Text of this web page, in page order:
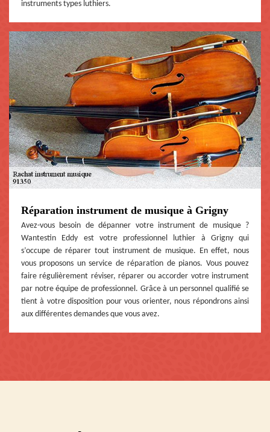
instruments types luthiers.
Réparation instrument de musique à Grigny
Avez-vous besoin de dépanner votre instrument de musique ?
Wantestin Eddy est votre professionnel luthier à Grigny qui
s’occupe de réparer tout instrument de musique. En effet, nous
vous proposons un service de réparation de pianos. Vous pouvez
faire régulièrement réviser, réparer ou accorder votre instrument
par notre équipe de professionnel. Grâce à un personnel qualifié se
tient à votre disposition pour vous orienter, nous répondrons ainsi
aux différentes demandes que vous avez.